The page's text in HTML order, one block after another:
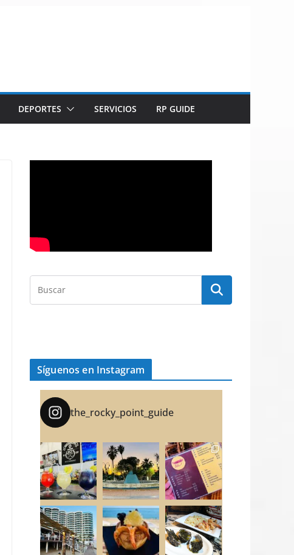
DEPORTES SERVICIOS RP GUIDE
Síguenos en Instagram
the_rocky_point_guide